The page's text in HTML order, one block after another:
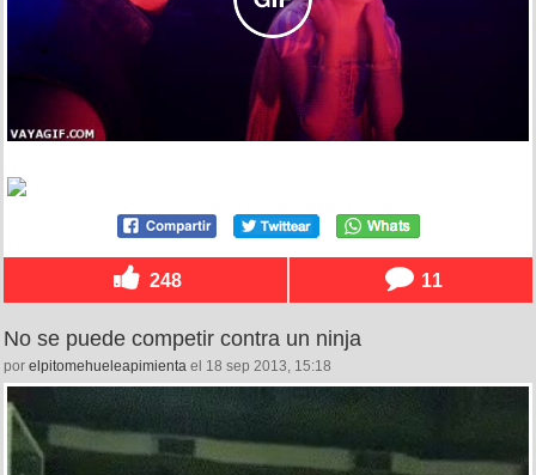
248 11
No se puede competir contra un ninja
por elpitomehueleapimienta el 18 sep 2013, 15:18